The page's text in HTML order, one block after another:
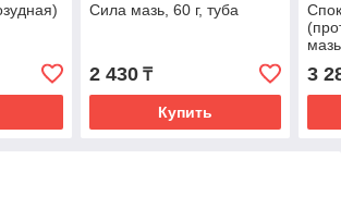
Сила мазь, 60 г, туба
2 430₸
Купить
3